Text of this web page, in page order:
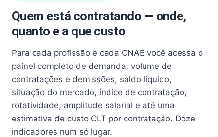
Quem está contratando — onde,
quanto e a que custo
Para cada profissão e cada CNAE você acessa o
painel completo de demanda: volume de
contratações e demissões, saldo líquido,
situação do mercado, índice de contratação,
rotatividade, amplitude salarial e até uma
estimativa de custo CLT por contratação. Doze
indicadores num só lugar.